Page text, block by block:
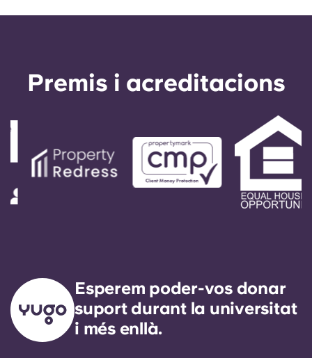
Premis i acreditacions
Esperem poder-vos donar
suport durant la universitat
i més enllà.